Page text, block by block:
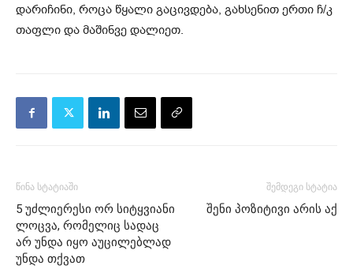
დარიჩინი, როცა წყალი გაცივდება, გახსენით ერთი ჩ/კ
თაფლი და მაშინვე დალიეთ.
წინა სტატიაში
5 უძლიერესი ორ სიტყვიანი
ლოცვა, რომელიც სადაც
არ უნდა იყო აუცილებლად
უნდა თქვათ
შემდეგი სტატია
შენი პოზიტივი არის აქ